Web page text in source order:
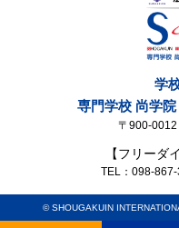
学
専門学校 尚学
〒900-
【フリーダ
TEL：098-
© SHOUGAKUIN